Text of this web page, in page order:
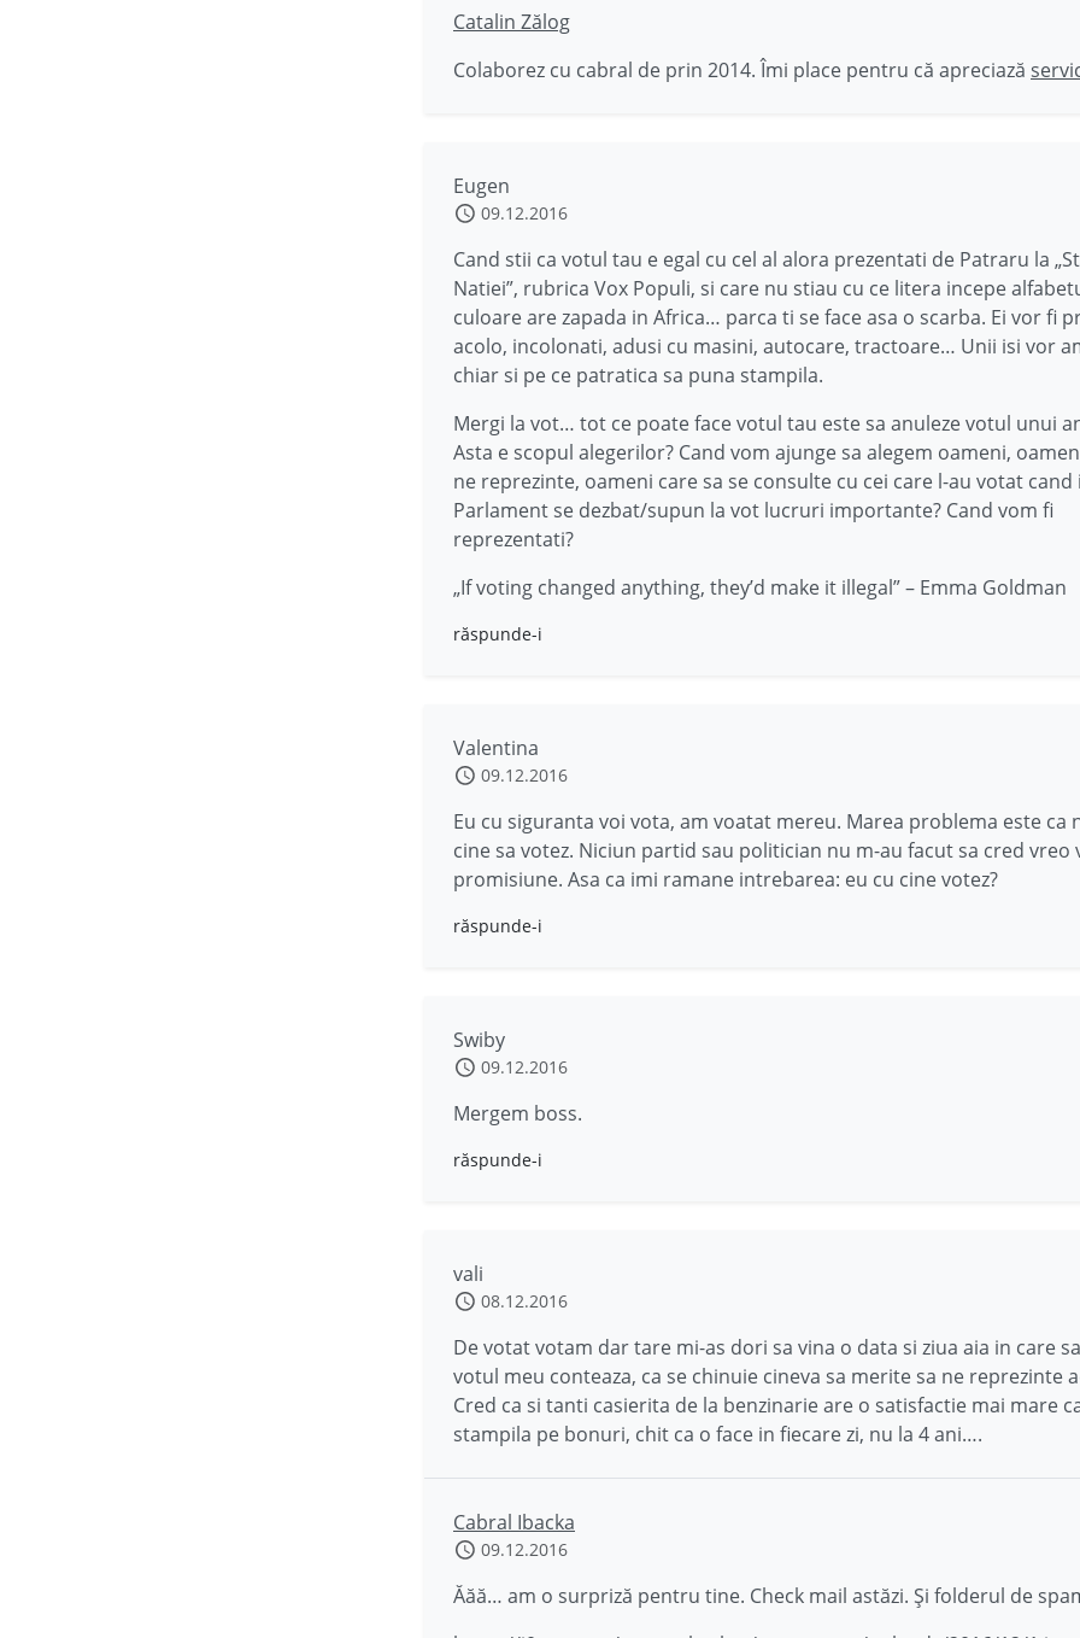
Catalin Zălog
Colaborez cu cabral de prin 2014. Îmi place pentru că apreciază
Eugen
09.12.2016
Cand stii ca votul tau e egal cu cel al alora prezentati de Patraru la
Natiei”, rubrica Vox Populi, si care nu stiau cu ce litera incepe
culoare are zapada in Africa… parca ti se face asa o scarba. Ei vor fi
acolo, incolonati, adusi cu masini, autocare, tractoare… Unii isi vor
chiar si pe ce patratica sa puna stampila.
Mergi la vot… tot ce poate face votul tau este sa anuleze votul unui
Asta e scopul alegerilor? Cand vom ajunge sa alegem oameni,
ne reprezinte, oameni care sa se consulte cu cei care l-au votat cand
Parlament se dezbat/supun la vot lucruri importante? Cand vom fi
reprezentati?
„If voting changed anything, they’d make it illegal” – Emma Goldman
răspunde-i
Valentina
09.12.2016
Eu cu siguranta voi vota, am voatat mereu. Marea problema este ca
cine sa votez. Niciun partid sau politician nu m-au facut sa cred vreo
promisiune. Asa ca imi ramane intrebarea: eu cu cine votez?
răspunde-i
Swiby
09.12.2016
Mergem boss.
răspunde-i
vali
08.12.2016
De votat votam dar tare mi-as dori sa vina o data si ziua aia in care
votul meu conteaza, ca se chinuie cineva sa merite sa ne reprezinte
Cred ca si tanti casierita de la benzinarie are o satisfactie mai mare
stampila pe bonuri, chit ca o face in fiecare zi, nu la 4 ani….
Cabral Ibacka
09.12.2016
Ăăă… am o surpriză pentru tine. Check mail astăzi. Și folderul de